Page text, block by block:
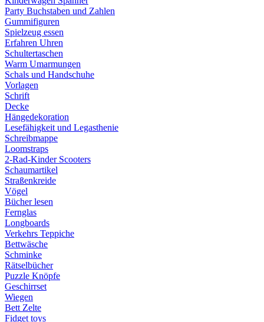
Party Buchstaben und Zahlen
Gummifiguren
Spielzeug essen
Erfahren Uhren
Schultertaschen
Warm Umarmungen
Schals und Handschuhe
Vorlagen
Schrift
Decke
Hängedekoration
Lesefähigkeit und Legasthenie
Schreibmappe
Loomstraps
2-Rad-Kinder Scooters
Schaumartikel
Straßenkreide
Vögel
Bücher lesen
Fernglas
Longboards
Verkehrs Teppiche
Bettwäsche
Schminke
Rätselbücher
Puzzle Knöpfe
Geschirrset
Wiegen
Bett Zelte
Fidget toys